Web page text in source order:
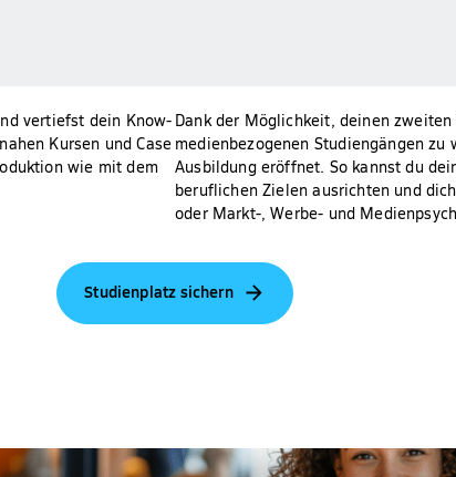
vertiefst dein Know-
Kursen und Case
wie mit dem
Dank der Möglichkeit, deinen
medienbezogenen Studiengängen
Ausbildung eröffnet. So kannst du
beruflichen Zielen ausrichten und
oder Markt-, Werbe- und
Studienplatz sichern